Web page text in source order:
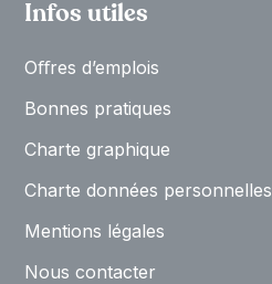
Infos utiles
Oﬀres d’emplois
Bonnes pratiques
Charte graphique
Charte données personnelles
Mentions légales
Nous contacter